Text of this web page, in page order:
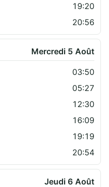
19:20
20:56
Mercredi 5 Août
03:50
05:27
12:30
16:09
19:19
20:54
Jeudi 6 Août